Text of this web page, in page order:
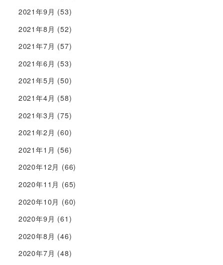
2021年9月 (53)
2021年8月 (52)
2021年7月 (57)
2021年6月 (53)
2021年5月 (50)
2021年4月 (58)
2021年3月 (75)
2021年2月 (60)
2021年1月 (56)
2020年12月 (66)
2020年11月 (65)
2020年10月 (60)
2020年9月 (61)
2020年8月 (46)
2020年7月 (48)